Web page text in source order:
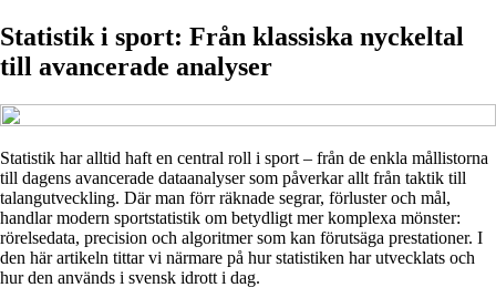
Statistik i sport: Från klassiska nyckeltal
till avancerade analyser
Statistik har alltid haft en central roll i sport – från de enkla mållistorna
till dagens avancerade dataanalyser som påverkar allt från taktik till
talangutveckling. Där man förr räknade segrar, förluster och mål,
handlar modern sportstatistik om betydligt mer komplexa mönster:
rörelsedata, precision och algoritmer som kan förutsäga prestationer. I
den här artikeln tittar vi närmare på hur statistiken har utvecklats och
hur den används i svensk idrott i dag.